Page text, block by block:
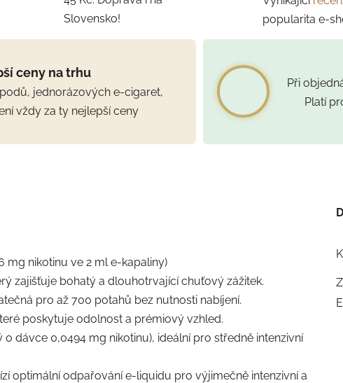
Slovensko!
popularita e-
ceny na trhu
jednorázových e-cigaret,
vždy za ty nejlepší ceny
Při
Platí
mg nikotinu ve 2 ml e-kapaliny)
zajišťuje bohatý a dlouhotrvající chuťový zážitek.
pro až 700 potahů bez nutnosti nabíjení.
poskytuje odolnost a prémiový vzhled.
o dávce 0,0494 mg nikotinu), ideální pro středně intenzivní
optimální odpařování e-liquidu pro výjimečně intenzivní a